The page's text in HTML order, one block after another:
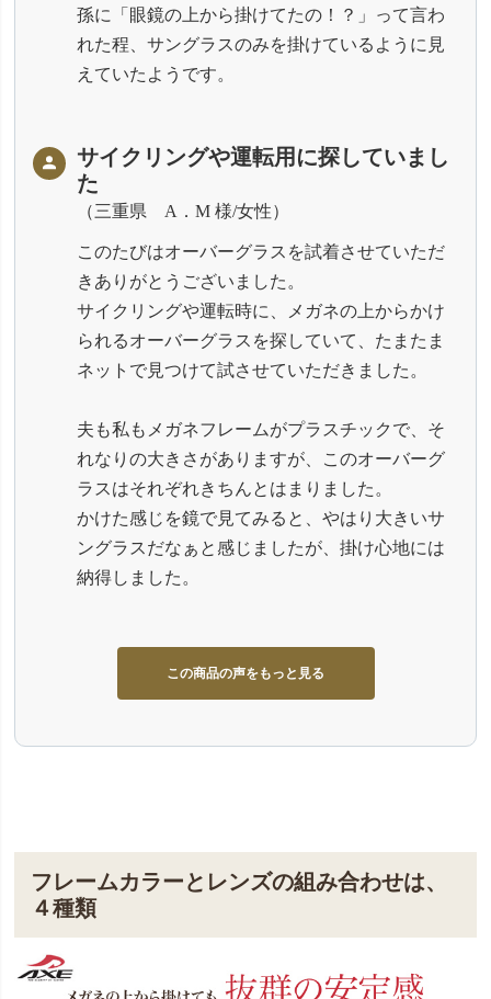
孫に「眼鏡の上から掛けてたの！？」って言わ
れた程、サングラスのみを掛けているように見
えていたようです。
サイクリングや運転用に探していまし
た
三重県 A．M 様/女性
このたびはオーバーグラスを試着させていただ
きありがとうございました。
サイクリングや運転時に、メガネの上からかけ
られるオーバーグラスを探していて、たまたま
ネットで見つけて試させていただきました。
夫も私もメガネフレームがプラスチックで、そ
れなりの大きさがありますが、このオーバーグ
ラスはそれぞれきちんとはまりました。
かけた感じを鏡で見てみると、やはり大きいサ
ングラスだなぁと感じましたが、掛け心地には
納得しました。
この商品の声をもっと見る
フレームカラーとレンズの組み合わせは、
４種類